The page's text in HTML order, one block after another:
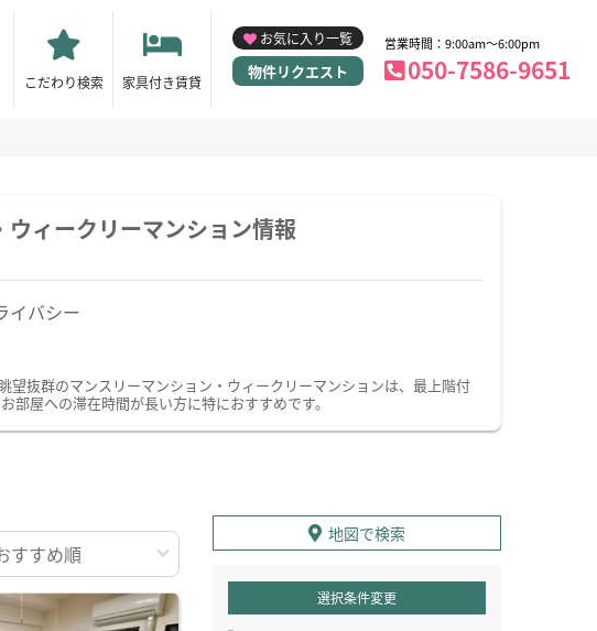
こだわり検索 家具付き賃貸
お気に入り一覧
物件リクエスト
営業時間：9:00am～6:00pm
050-7586-9651
ィークリーマンション情報
イバシー
抜群のマンスリーマンション・ウィークリーマンションは、最上階付
屋への滞在時間が長い方に特におすすめです。
地図で検索
選択条件変更